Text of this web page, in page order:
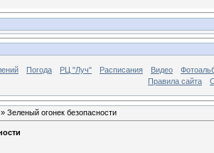
Погода РЦ "Луч" Расписания Видео
Правила сайта
» Зеленый огонек безопасности